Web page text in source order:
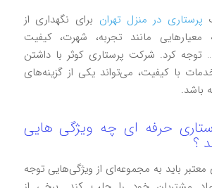
پرستاری در منزل تهران برای نگهداری از
معیارهایی مانند تجربه، شهرت، کیفیت
کرد. شرکت پرستاری کوثر با داشتن
با کیفیت، می‌تواند یکی از گزینه‌های
باشد.
حرفه ای چه ویژگی هایی
؟
باید به مجموعه‌ای از ویژگی‌هایی توجه